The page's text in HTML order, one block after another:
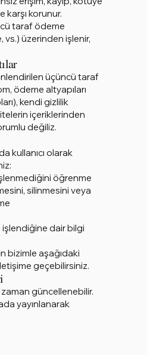
karşı korunur.
taraf ödeme
vs.) üzerinden işlenir,
üçüncü taraf
ödeme altyapıları
kendi gizlilik
içeriklerinden
değiliz.
kullanıcı olarak
öğrenme
silinmesini veya
işlendiğine dair bilgi
bizimle aşağıdaki
geçebilirsiniz.
güncellenebilir.
yayınlanarak